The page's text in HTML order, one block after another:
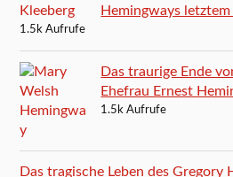
Hemingways
1.5k Aufrufe
Das traurige Ende
Ehefrau Ernest
1.5k Aufrufe
Das tragische Leben des Gregory